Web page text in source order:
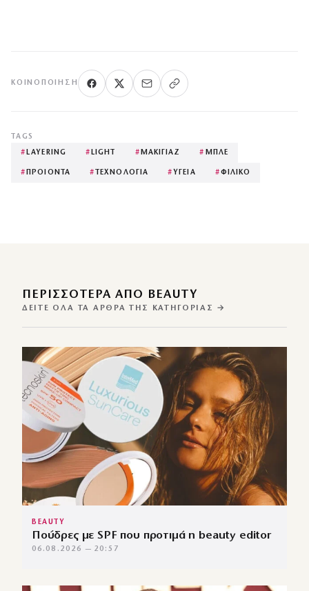
ΚΟΙΝΟΠΟΊΗΣΗ
TAGS
# LAYERING # LIGHT # ΜΑΚΙΓΙΑΖ # ΜΠΛΕ
# ΠΡΟΙΟΝΤΑ # ΤΕΧΝΟΛΟΓΙΑ # ΥΓΕΙΑ #ΦΙΛΙΚΟ
ΠΕΡΙΣΣΌΤΕΡΑ ΑΠΌ BEAUTY
ΔΕΊΤΕ ΌΛΑ ΤΑ ΆΡΘΡΑ ΤΗΣ ΚΑΤΗΓΟΡΊΑΣ →
BEAUTY
Πούδρες με SPF που προτιμά η beauty editor
06.08.2026 — 20:57